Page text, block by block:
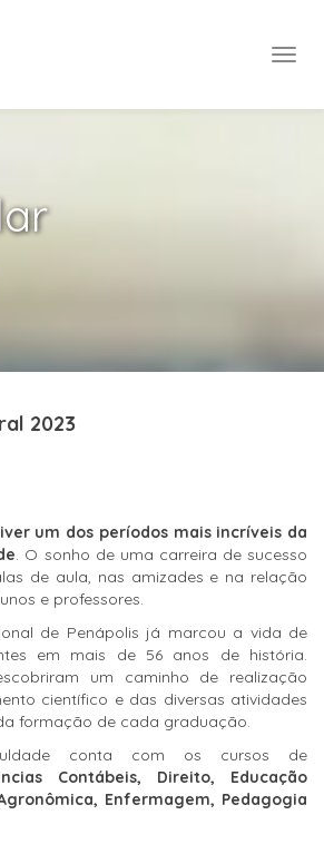
2023
um dos períodos mais incríveis da
. O sonho de uma carreira de sucesso
de aula, nas amizades e na relação
e professores.
de Penápolis já marcou a vida de
em mais de 56 anos de história.
um caminho de realização
científico e das diversas atividades
formação de cada graduação.
conta com os cursos de
Contábeis, Direito, Educação
Enfermagem, Pedagogia